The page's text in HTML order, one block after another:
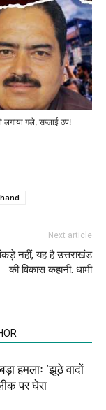
गले, सप्लाई ठप!
Next article
नहीं, यह है उत्तराखंड
की विकास कहानी: धामी
हमलाः ‘झूठे वादों
पर घेरा